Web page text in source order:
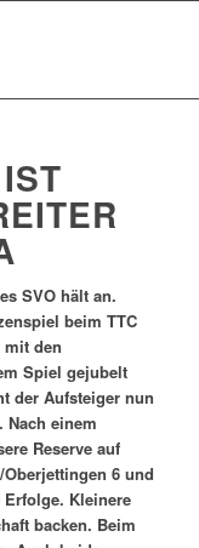
SVO hält an.
beim TTC
mit den
Spiel gejubelt
der Aufsteiger nun
Nach einem
Reserve auf
6 und
Kleinere
backen. Beim